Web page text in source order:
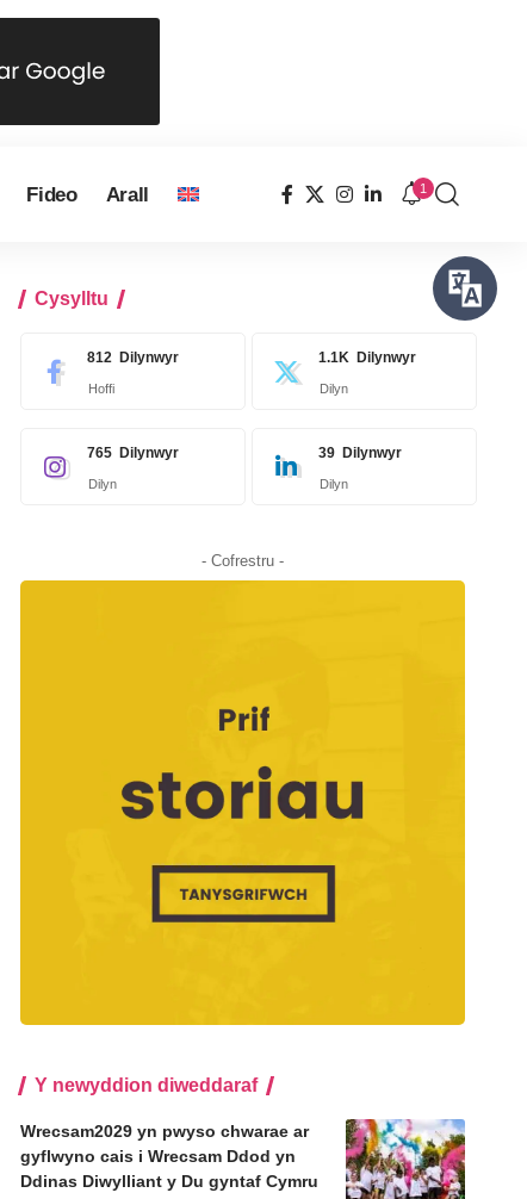
Fideo Arall 1
Cysylltu
812 Dilynwyr
Hoffi
1.1K Dilynwyr
Dilyn
765 Dilynwyr
Dilyn
39 Dilynwyr
Dilyn
- Cofrestru -
Y newyddion diweddaraf
Wrecsam2029 yn pwyso chwarae ar
gyflwyno cais i Wrecsam Ddod yn
Ddinas Diwylliant y Du gyntaf Cymru